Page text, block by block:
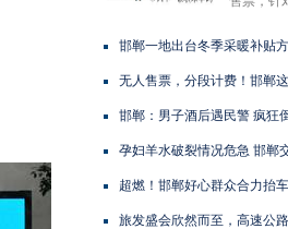
邯郸一地出台冬季采暖补贴方
无人售票，分段计费！邯郸
邯郸：男子酒后遇民警 疯狂
孕妇羊水破裂情况危急 邯郸
超燃！邯郸好心群众合力抬
旅发盛会欣然而至，高速公